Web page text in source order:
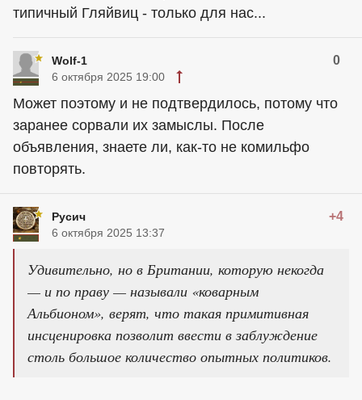
типичный Гляйвиц - только для нас...
Wolf-1 0
6 октября 2025 19:00
Может поэтому и не подтвердилось, потому что
заранее сорвали их замыслы. После
объявления, знаете ли, как-то не комильфо
повторять.
Русич +4
6 октября 2025 13:37
Удивительно, но в Британии, которую некогда
— и по праву — называли «коварным
Альбионом», верят, что такая примитивная
инсценировка позволит ввести в заблуждение
столь большое количество опытных политиков.